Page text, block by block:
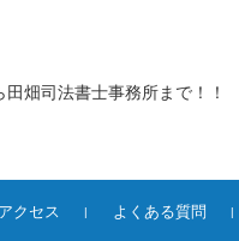
畑司法書士事務所まで！！
アクセス よくある質問